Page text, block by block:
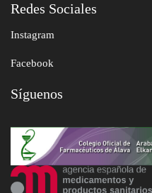
Redes Sociales
Instagram
Facebook
Síguenos